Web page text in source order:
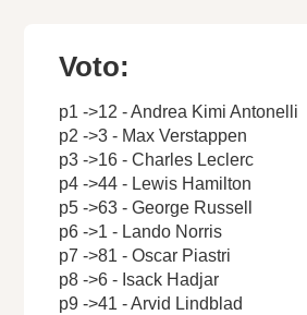
Voto:
p1 ->12 - Andrea Kimi Antonelli
p2 ->3 - Max Verstappen
p3 ->16 - Charles Leclerc
p4 ->44 - Lewis Hamilton
p5 ->63 - George Russell
p6 ->1 - Lando Norris
p7 ->81 - Oscar Piastri
p8 ->6 - Isack Hadjar
p9 ->41 - Arvid Lindblad